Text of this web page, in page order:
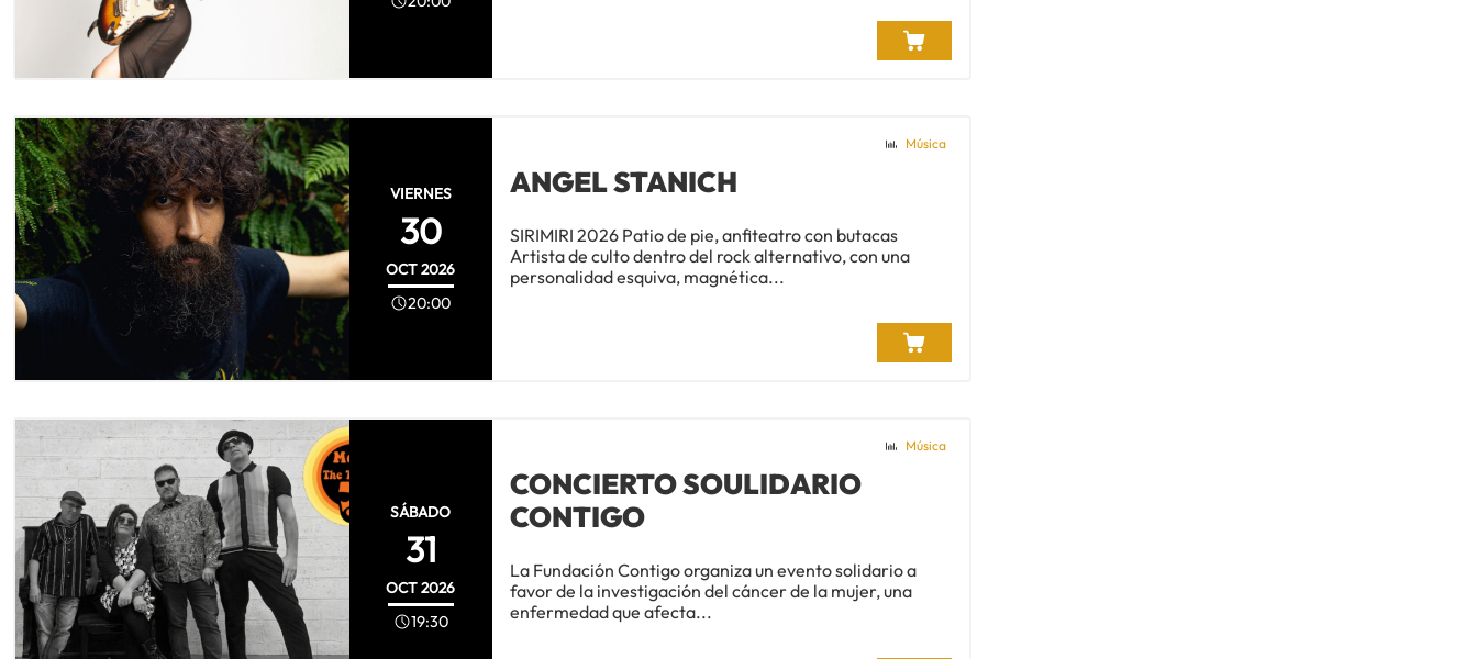
VIERNES
30
OCT2026
20:00
Música
ANGEL STANICH
SIRIMIRI 2026 Patio de pie, anfiteatro con butacas
Artista de culto dentro del rock alternativo, con una
personalidad esquiva, magnética...
SÁBADO
31
OCT2026
19:30
Música
CONCIERTO SOULIDARIO
CONTIGO
La Fundación Contigo organiza un evento solidario a
favor de la investigación del cáncer de la mujer, una
enfermedad que afecta...